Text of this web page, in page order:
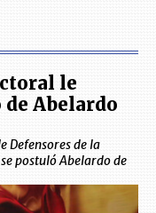
le
Abelardo
Defensores de la
postuló Abelardo de